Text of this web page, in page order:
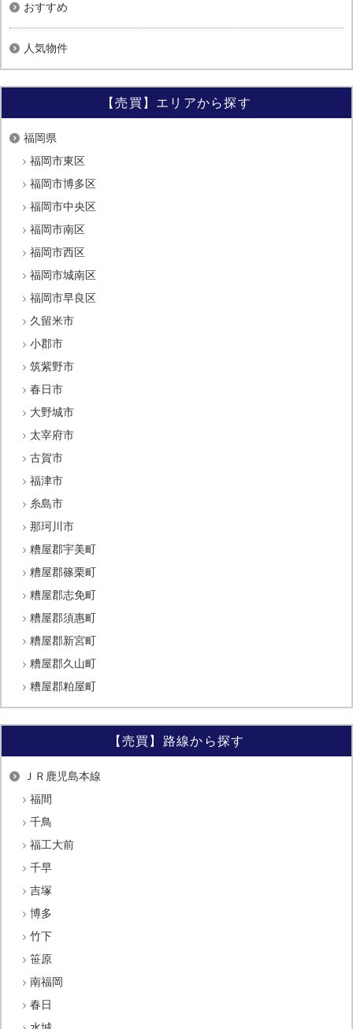
おすすめ
人気物件
【売買】エリアから探す
福岡県
福岡市東区
福岡市博多区
福岡市中央区
福岡市南区
福岡市西区
福岡市城南区
福岡市早良区
久留米市
小郡市
筑紫野市
春日市
大野城市
太宰府市
古賀市
福津市
糸島市
那珂川市
糟屋郡宇美町
糟屋郡篠栗町
糟屋郡志免町
糟屋郡須惠町
糟屋郡新宮町
糟屋郡久山町
糟屋郡粕屋町
【売買】路線から探す
ＪＲ鹿児島本線
福間
千鳥
福工大前
千早
吉塚
博多
竹下
笹原
南福岡
春日